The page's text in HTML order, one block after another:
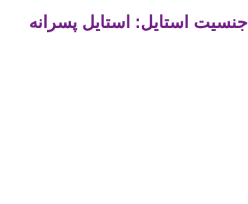
جنسیت استایل: استایل پسرانه